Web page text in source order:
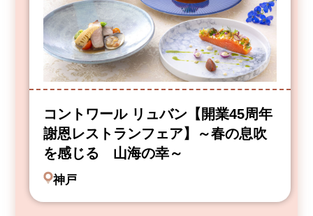
コントワール リュバン【開業45周年
謝恩レストランフェア】～春の息吹
を感じる 山海の幸～
神戸